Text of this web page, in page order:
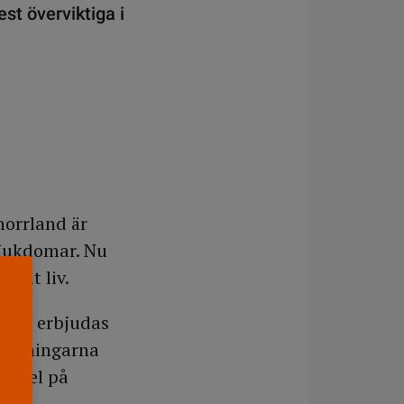
överviktiga i
är
Nu
liv.
att erbjudas
på